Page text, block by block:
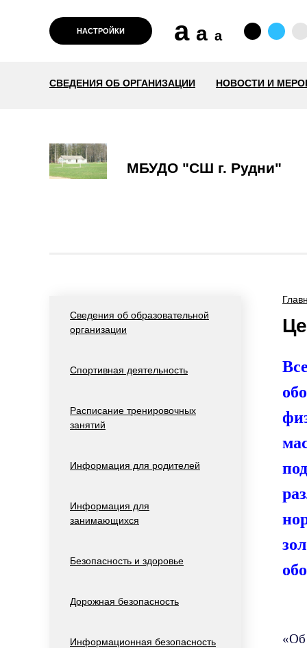
НАСТРОЙКИ a a a
СВЕДЕНИЯ ОБ ОРГАНИЗАЦИИ НОВОСТИ И
МБУДО "СШ г. Рудни"
«Об
Сведения об образовательной
организации
Спортивная деятельность
Расписание тренировочных
занятий
Информация для родителей
Информация для
занимающихся
Безопасность и здоровье
Дорожная безопасность
Информационная безопасность